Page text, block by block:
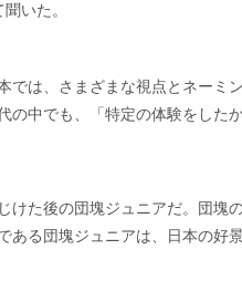
いた。
は、さまざまな視点とネーミ
中でも、「特定の体験をした
けた後の団塊ジュニアだ。団塊
ある団塊ジュニアは、日本の